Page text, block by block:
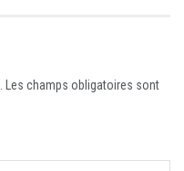
Les champs obligatoires sont